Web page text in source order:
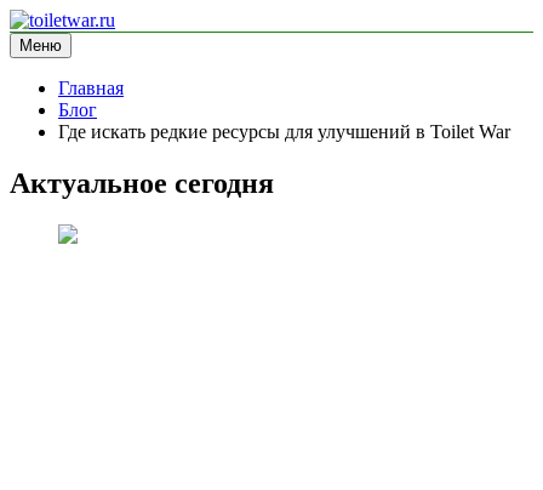
Перейти
к
содержимому
toiletwar.ru
информационный сайт
Меню
Главная
Блог
Где искать редкие ресурсы для улучшений в Toilet War
Актуальное сегодня